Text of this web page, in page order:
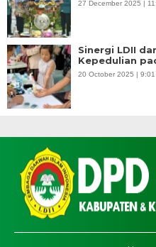
27 December 2025 |
Sinergi LDII
Kepedulian
20 October 2025 | 9:01